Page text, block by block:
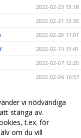
2022-02-23 13:18
2022-02-21 13:30
2022-02-20 11:01
2022-02-15 13:41
2022-02-07 12:20
2022-02-06 16:57
Uppåkra
2022-01-09 09:06
2022-01-07 15:25
vi nödvändiga
stänga av.
t.ex. för
om du vill